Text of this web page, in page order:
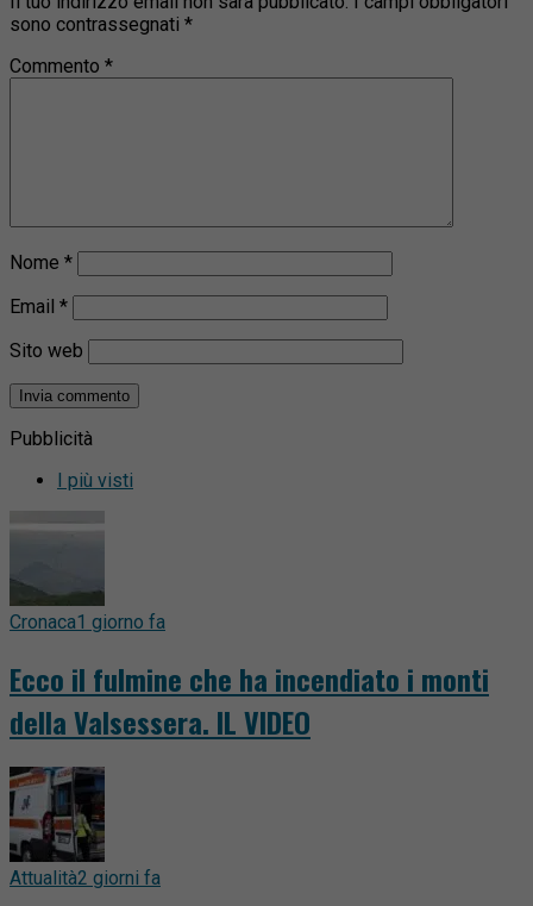
sono contrassegnati *
Commento *
Nome *
Email *
Sito web
Pubblicità
I più visti
Cronaca1 giorno fa
Ecco il fulmine che ha incendiato i monti
della Valsessera. IL VIDEO
Attualità2 giorni fa